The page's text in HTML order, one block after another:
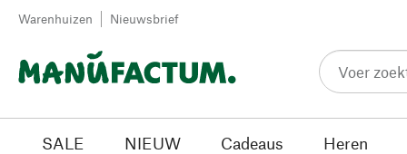
Passer au contenu
Warenhuizen Nieuwsbrief
SALE NIEUW Cadeaus Heren